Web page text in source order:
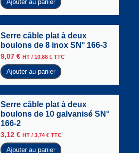
Ajouter au panier
Serre câble plat à deux
boulons de 8 inox SN° 166-3
9,07 € HT / 10,88 € TTC
Ajouter au panier
Serre câble plat à deux
boulons de 10 galvanisé SN°
166-2
3,12 € HT / 3,74 € TTC
Ajouter au panier